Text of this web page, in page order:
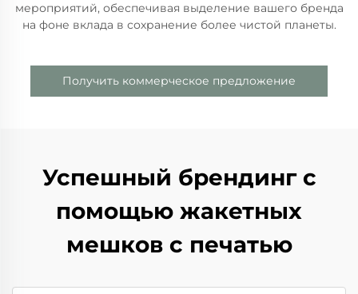
мероприятий, обеспечивая выделение вашего бренда
на фоне вклада в сохранение более чистой планеты.
Получить коммерческое предложение
Успешный брендинг с
помощью жакетных
мешков с печатью